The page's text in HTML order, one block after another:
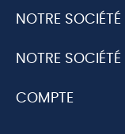
NOTRE SOCIÉTÉ
NOTRE SOCIÉTÉ
COMPTE